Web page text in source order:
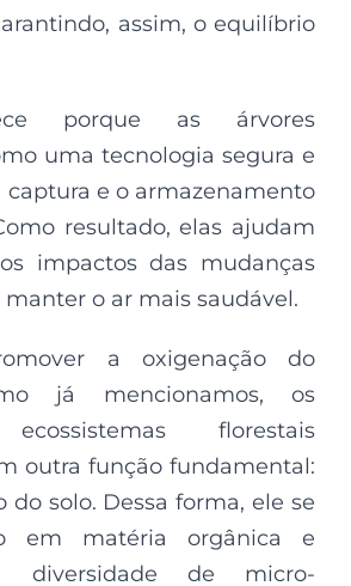
assim, o equilíbrio
porque as árvores
uma tecnologia segura e
captura e o armazenamento
resultado, elas ajudam
impactos das mudanças
o ar mais saudável.
a oxigenação do
já mencionamos, os
florestais
outra função fundamental:
do solo. Dessa forma, ele se
em matéria orgânica e
diversidade de micro-